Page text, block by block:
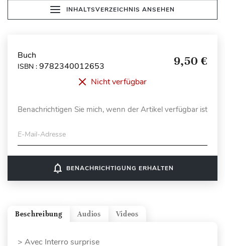
INHALTSVERZEICHNIS ANSEHEN
Buch
ISBN : 9782340012653 9,50 €
Nicht verfügbar
Benachrichtigen Sie mich, wenn der Artikel verfügbar ist
E-Mail-Adresse
notifications_none BENACHRICHTIGUNG ERHALTEN
Videos
Audios
Beschreibung
> Avec Interro surprise